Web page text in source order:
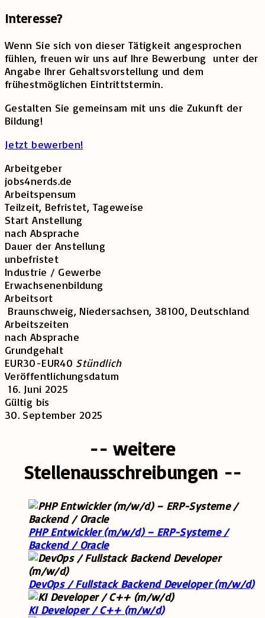
Interesse?
Wenn Sie sich von dieser Tätigkeit angesprochen
fühlen, freuen wir uns auf Ihre Bewerbung unter der
Angabe Ihrer Gehaltsvorstellung und dem
frühestmöglichen Eintrittstermin.
Gestalten Sie gemeinsam mit uns die Zukunft der
Bildung!
Jetzt bewerben!
Arbeitgeber
jobs4nerds.de
Arbeitspensum
Teilzeit, Befristet, Tageweise
Start Anstellung
nach Absprache
Dauer der Anstellung
unbefristet
Industrie / Gewerbe
Erwachsenenbildung
Arbeitsort
Braunschweig, Niedersachsen, 38100, Deutschland
Arbeitszeiten
nach Absprache
Grundgehalt
EUR30-EUR40 Stündlich
Veröffentlichungsdatum
16. Juni 2025
Gültig bis
30. September 2025
-- weitere
Stellenausschreibungen --
PHP Entwickler (m/w/d) – ERP-Systeme /
Backend / Oracle
DevOps / Fullstack Backend Developer (m/w/d)
KI Developer / C++ (m/w/d)